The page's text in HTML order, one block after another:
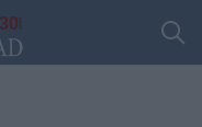
30